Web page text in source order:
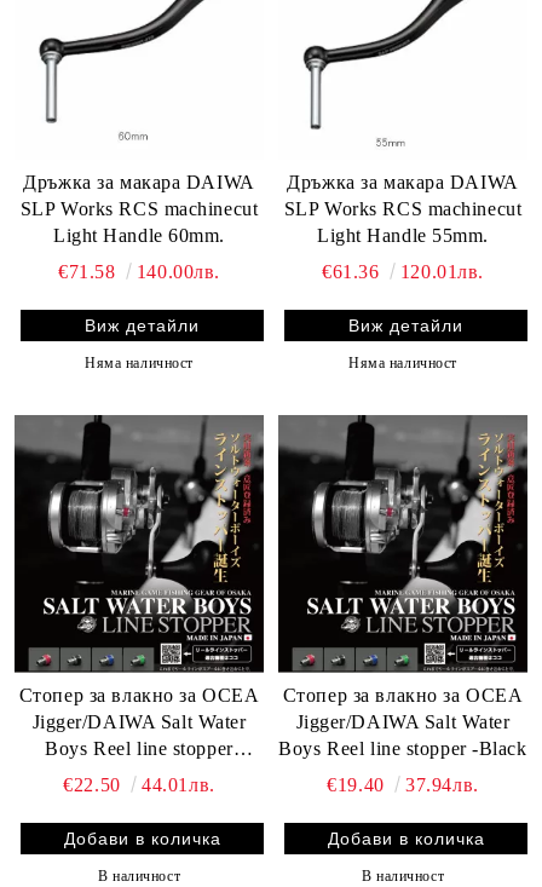
Дръжка за макара DAIWA
SLP Works RCS machinecut
Light Handle 60mm.
€71.58
140.00лв.
Виж детайли
Няма наличност
Дръжка за макара DAIWA
SLP Works RCS machinecut
Light Handle 55mm.
€61.36
120.01лв.
Виж детайли
Няма наличност
Стопер за влакно за OCEA
Jigger/DAIWA Salt Water
Boys Reel line stopper
LONG VERSION-Black
€22.50 44.01лв.
В наличност
Стопер за влакно за OCEA
Jigger/DAIWA Salt Water
Boys Reel line stopper -Black
€19.40
37.94лв.
В наличност